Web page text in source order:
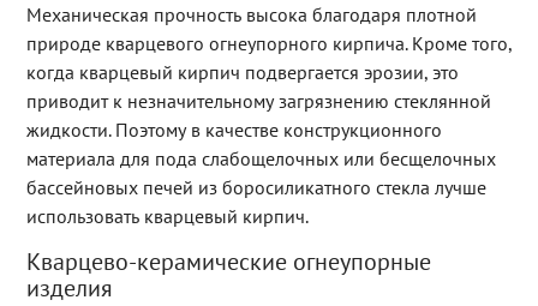
Механическая прочность высока благодаря плотной
природе кварцевого огнеупорного кирпича. Кроме того,
когда кварцевый кирпич подвергается эрозии, это
приводит к незначительному загрязнению стеклянной
жидкости. Поэтому в качестве конструкционного
материала для пода слабощелочных или бесщелочных
бассейновых печей из боросиликатного стекла лучше
использовать кварцевый кирпич.
Кварцево-керамические огнеупорные
изделия